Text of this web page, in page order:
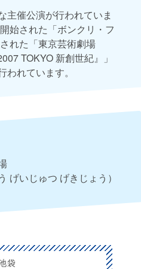
主催公演が行われていま
始された「ボンクリ・フ
れた「東京芸術劇場
TOKYO 新創世紀』」
れています。
げいじゅつ げきじょう）
袋